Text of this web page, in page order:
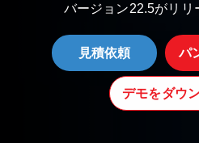
バージョン22.5がリリ
見積依頼 パ
デモをダウ